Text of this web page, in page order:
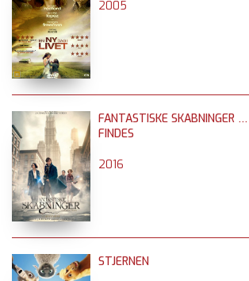
2005
FANTASTISKE SKABNINGER
FINDES
2016
STJERNEN